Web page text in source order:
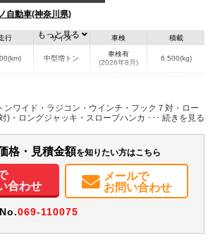
自動車(神奈川県)
行 サイズ
中型増トン
車検
車検有
(2026年8月)
積載
6,500(kg)
パワーウィンドウ エアバッグ
集中ドアロック
バックモニター
もっと見る
ワイド・ラジコン・ウインチ・フック７対・ロー
)・ロングジャッキ・スロープハンガー付・歩み板
格・見積金額を知りたい方はこちら
合わせ
メールで
お問い合わせ
069-110075